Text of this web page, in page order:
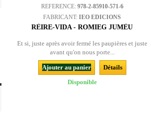
REFERENCE: 978-2-85910-571-6
FABRICANT:IEO EDICIONS
RÈIRE-VIDA - ROMIEG JUMÈU
Et si, juste après avoir fermé les paupières et juste
avant qu'on nous porte...
Ajouter au panier
Détails
Disponible